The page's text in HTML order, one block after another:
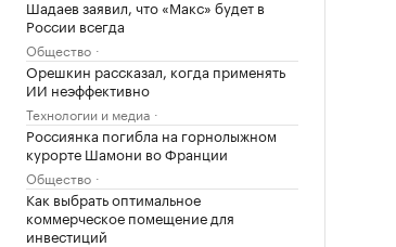
Шадаев заявил, что «Макс» будет в
России всегда
Общество
Орешкин рассказал, когда применять
ИИ неэффективно
Технологии и медиа
Россиянка погибла на горнолыжном
курорте Шамони во Франции
Общество
Как выбрать оптимальное
коммерческое помещение для
инвестиций